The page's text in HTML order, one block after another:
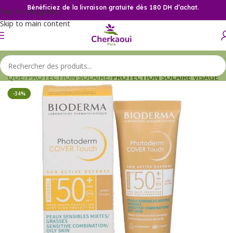
Skip to navigation
Skip to main content
Bénéficiez de la livraison gratuite dès 180 DH d’achat.
PROTECTION SOLAIRE PROTECTION SOLAIRE VISAGE
-34%